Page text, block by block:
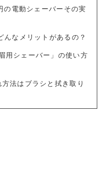
電動シェーバーその実
んなメリットがあるの？
用シェーバー」の使い方
法はブラシと拭き取り